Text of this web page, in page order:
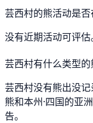
芸西村的熊活动是否
没有近期活动可评估
芸西村有什么类型的
芸西村没有熊出没
熊和本州·四国的亚
告。